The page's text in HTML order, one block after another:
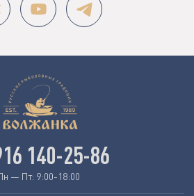
140-25-86
— Пт: 9:00-18:00